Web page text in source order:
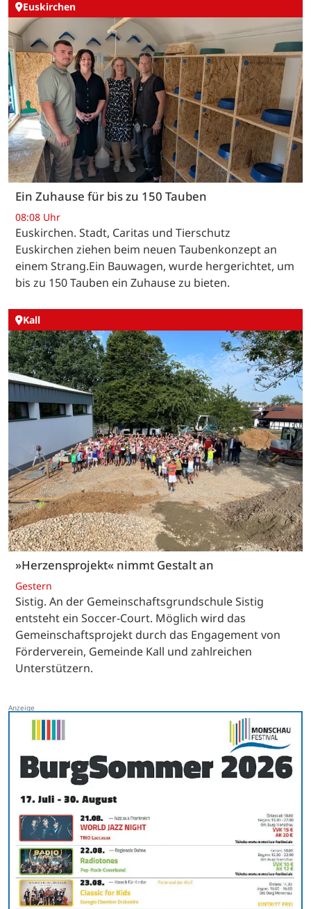
Euskirchen
Ein Zuhause für bis zu 150 Tauben
08:08 Uhr
Euskirchen. Stadt, Caritas und Tierschutz
Euskirchen ziehen beim neuen Taubenkonzept an
einem Strang.Ein Bauwagen, wurde hergerichtet, um
bis zu 150 Tauben ein Zuhause zu bieten.
Kall
»Herzensprojekt« nimmt Gestalt an
Gestern
Sistig. An der Gemeinschaftsgrundschule Sistig
entsteht ein Soccer-Court. Möglich wird das
Gemeinschaftsprojekt durch das Engagement von
Förderverein, Gemeinde Kall und zahlreichen
Unterstützern.